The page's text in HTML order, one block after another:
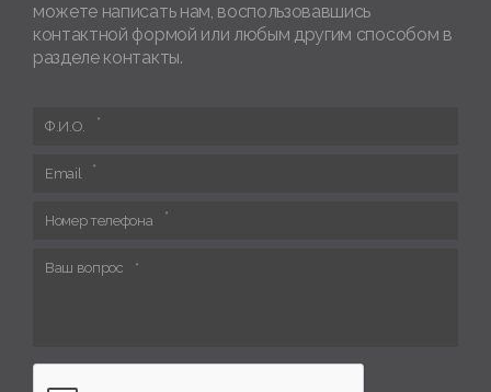
можете написать нам, воспользовавшись
контактной формой или любым другим способом в
разделе контакты.
Ф.И.О.
Email
Номер телефона
Ваш вопрос